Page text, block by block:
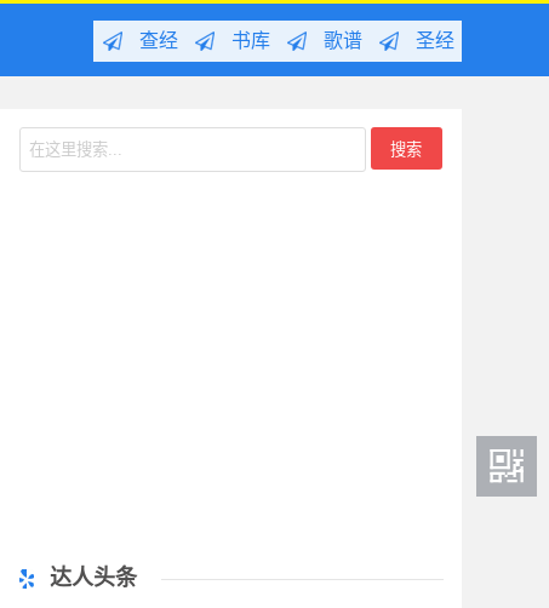
查经 书库 歌谱 圣经
达人头条